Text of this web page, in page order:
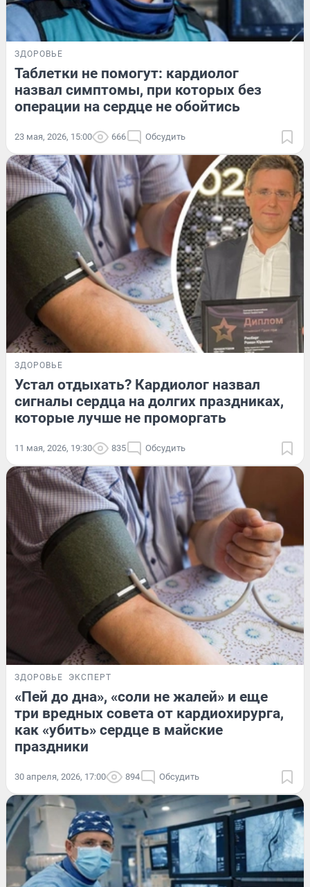
ЗДОРОВЬЕ
Таблетки не помогут: кардиолог
назвал симптомы, при которых без
операции на сердце не обойтись
23 мая, 2026, 15:00 666 Обсудить
ЗДОРОВЬЕ
Устал отдыхать? Кардиолог назвал
сигналы сердца на долгих праздниках,
которые лучше не проморгать
11 мая, 2026, 19:30 835 Обсудить
ЗДОРОВЬЕ ЭКСПЕРТ
«Пей до дна», «соли не жалей» и еще
три вредных совета от кардиохирурга,
как «убить» сердце в майские
праздники
30 апреля, 2026, 17:00 894 Обсудить